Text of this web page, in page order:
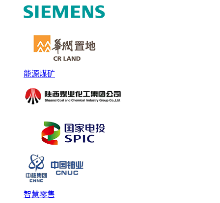
能源煤矿
智慧零售